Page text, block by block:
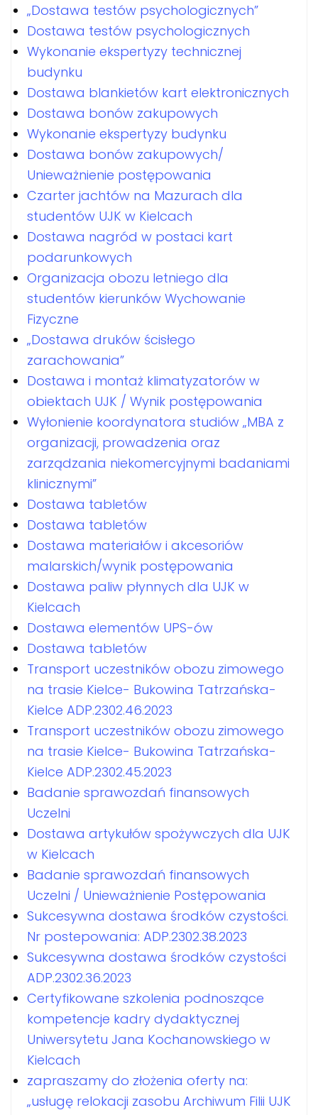
„Dostawa testów psychologicznych”
Dostawa testów psychologicznych
Wykonanie ekspertyzy technicznej
budynku
Dostawa blankietów kart elektronicznych
Dostawa bonów zakupowych
Wykonanie ekspertyzy budynku
Dostawa bonów zakupowych/
Unieważnienie postępowania
Czarter jachtów na Mazurach dla
studentów UJK w Kielcach
Dostawa nagród w postaci kart
podarunkowych
Organizacja obozu letniego dla
studentów kierunków Wychowanie
Fizyczne
„Dostawa druków ścisłego
zarachowania”
Dostawa i montaż klimatyzatorów w
obiektach UJK / Wynik postępowania
Wyłonienie koordynatora studiów „MBA z
organizacji, prowadzenia oraz
zarządzania niekomercyjnymi badaniami
klinicznymi”
Dostawa tabletów
Dostawa tabletów
Dostawa materiałów i akcesoriów
malarskich/wynik postępowania
Dostawa paliw płynnych dla UJK w
Kielcach
Dostawa elementów UPS-ów
Dostawa tabletów
Transport uczestników obozu zimowego
na trasie Kielce- Bukowina Tatrzańska-
Kielce ADP.2302.46.2023
Transport uczestników obozu zimowego
na trasie Kielce- Bukowina Tatrzańska-
Kielce ADP.2302.45.2023
Badanie sprawozdań finansowych
Uczelni
Dostawa artykułów spożywczych dla UJK
w Kielcach
Badanie sprawozdań finansowych
Uczelni / Unieważnienie Postępowania
Sukcesywna dostawa środków czystości.
Nr postepowania: ADP.2302.38.2023
Sukcesywna dostawa środków czystości
ADP.2302.36.2023
Certyfikowane szkolenia podnoszące
kompetencje kadry dydaktycznej
Uniwersytetu Jana Kochanowskiego w
Kielcach
zapraszamy do złożenia oferty na:
„usługę relokacji zasobu Archiwum Filii UJK